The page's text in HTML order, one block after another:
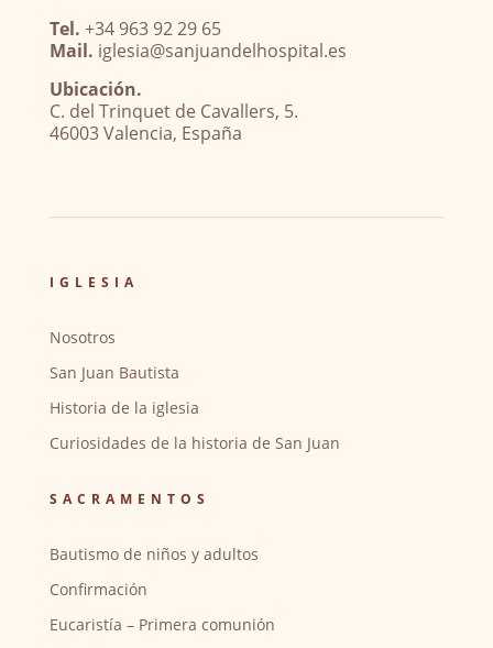
Tel. +34 963 92 29 65
Mail. iglesia@sanjuandelhospital.es
Ubicación.
C. del Trinquet de Cavallers, 5.
46003 Valencia, España
IGLESIA
Nosotros
San Juan Bautista
Historia de la iglesia
Curiosidades de la historia de San Juan
SACRAMENTOS
Bautismo de niños y adultos
Confirmación
Eucaristía – Primera comunión